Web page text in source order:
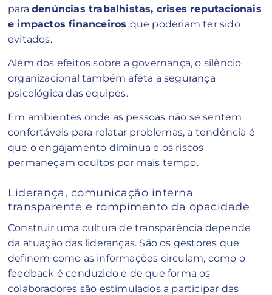
para denúncias trabalhistas, crises reputacionais
e impactos financeiros que poderiam ter sido
evitados.
Além dos efeitos sobre a governança, o silêncio
organizacional também afeta a segurança
psicológica das equipes.
Em ambientes onde as pessoas não se sentem
confortáveis para relatar problemas, a tendência é
que o engajamento diminua e os riscos
permaneçam ocultos por mais tempo.
Liderança, comunicação interna
transparente e rompimento da opacidade
Construir uma cultura de transparência depende
da atuação das lideranças. São os gestores que
definem como as informações circulam, como o
feedback é conduzido e de que forma os
colaboradores são estimulados a participar das